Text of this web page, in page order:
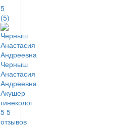
5
(5)
Черныш
Анастасия
Андреевна
Акушер-
гинеколог
5 5
отзывов